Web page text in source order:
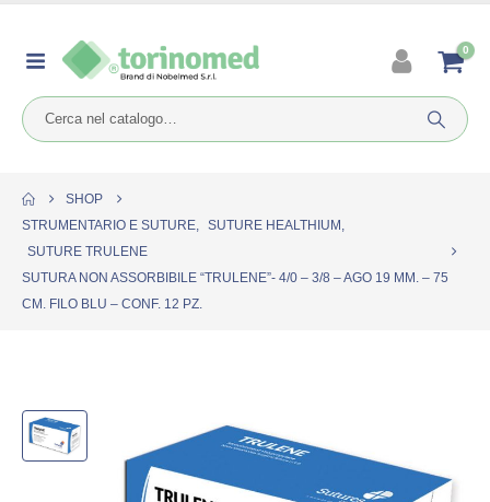
0
SHOP
STRUMENTARIO E SUTURE, SUTURE HEALTHIUM ,
SUTURE TRULENE
SUTURA NON ASSORBIBILE “TRULENE”- 4/0 – 3/8 – AGO 19 MM. – 75
CM. FILO BLU – CONF. 12 PZ.